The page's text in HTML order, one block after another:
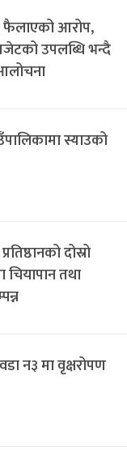
फैलाएको आरोप,
उपलब्धि भन्दै
स्याउको
दोस्रो
चियापान तथा
न३ मा वृक्षरोपण